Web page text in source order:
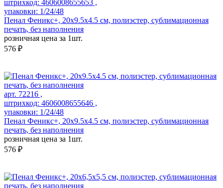
штрихкод: 4606008655653 ,
упаковки: 1/24/48
Пенал Феникс+, 20х9.5х4.5 см, полиэстер, сублимационная
печать, без наполнения
розничная цена за 1шт.
576 ₽
арт. 72216 ,
штрихкод: 4606008655646 ,
упаковки: 1/24/48
Пенал Феникс+, 20х9.5х4.5 см, полиэстер, сублимационная
печать, без наполнения
розничная цена за 1шт.
576 ₽